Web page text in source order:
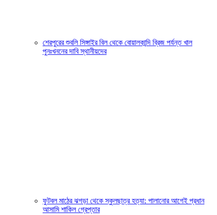
শেরপুরের শুবলি সিঙ্গাইর বিল থেকে বোয়ালকান্দি ব্রিজ পর্যন্ত খাল
পুনঃখননের দাবি স্থানীয়দের
ফুটবল মাঠের ঝগড়া থেকে স্কুলছাত্র হত্যা: পালানোর আগেই প্রধান
আসামি শাকিল গ্রেপ্তার